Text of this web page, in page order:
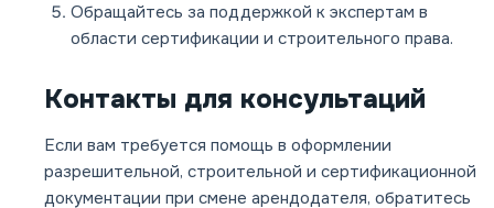
Обращайтесь за поддержкой к экспертам в
области сертификации и строительного права.
Контакты для консультаций
Если вам требуется помощь в оформлении
разрешительной, строительной и сертификационной
документации при смене арендодателя, обратитесь